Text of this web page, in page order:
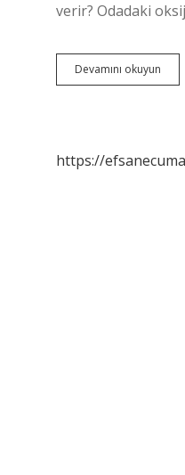
verir? Odadaki
Devamını okuyun
Hangi
https://